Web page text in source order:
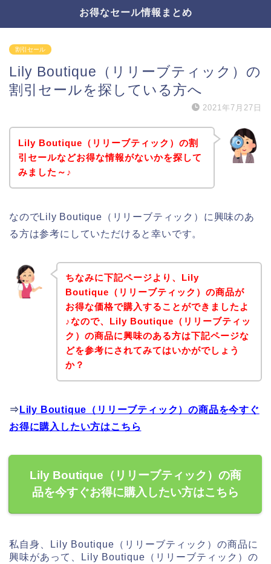
お得なセール情報まとめ
割引セール
Lily Boutique（リリーブティック）の
割引セールを探している方へ
2021年7月27日
Lily Boutique（リリーブティック）の割
引セールなどお得な情報がないかを探して
みました～♪
なのでLily Boutique（リリーブティック）に興味のあ
る方は参考にしていただけると幸いです。
ちなみに下記ページより、Lily
Boutique（リリーブティック）の商品が
お得な価格で購入することができましたよ
♪なので、Lily Boutique（リリーブティッ
ク）の商品に興味のある方は下記ページな
どを参考にされてみてはいかがでしょう
か？
⇒ Lily Boutique（リリーブティック）の商品を今すぐ
お得に購入したい方はこちら
Lily Boutique（リリーブティック）の商
品を今すぐお得に購入したい方はこちら
私自身、Lily Boutique（リリーブティック）の商品に
興味があって、Lily Boutique（リリーブティック）の